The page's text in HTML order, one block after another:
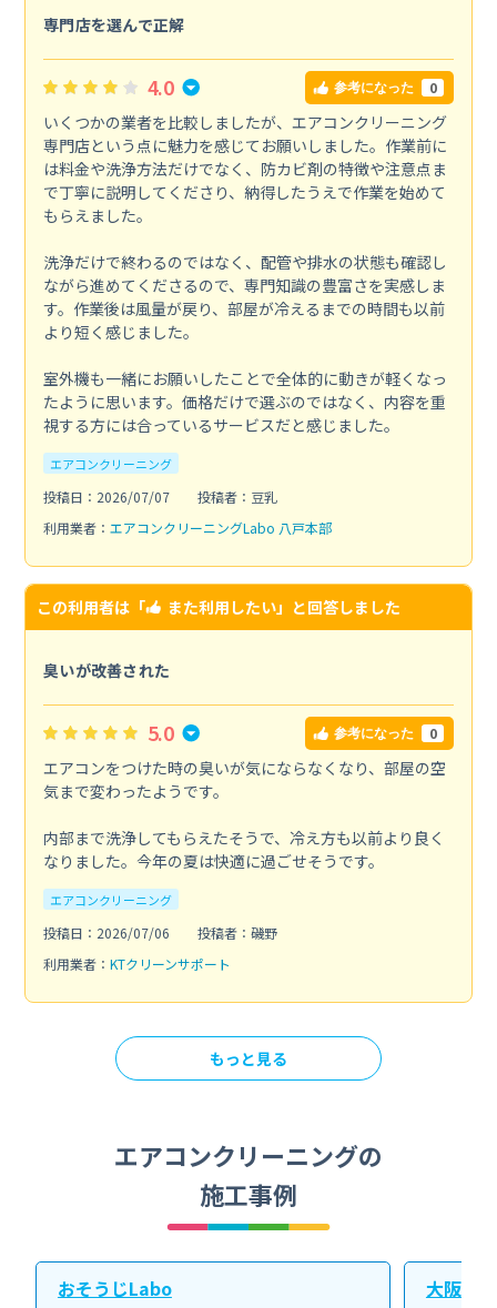
専門店を選んで正解
4.0 参考になった 0
いくつかの業者を比較しましたが、エアコンクリーニング
専門店という点に魅力を感じてお願いしました。作業前に
は料金や洗浄方法だけでなく、防カビ剤の特徴や注意点ま
で丁寧に説明してくださり、納得したうえで作業を始めて
もらえました。
洗浄だけで終わるのではなく、配管や排水の状態も確認し
ながら進めてくださるので、専門知識の豊富さを実感しま
す。作業後は風量が戻り、部屋が冷えるまでの時間も以前
より短く感じました。
室外機も一緒にお願いしたことで全体的に動きが軽くなっ
たように思います。価格だけで選ぶのではなく、内容を重
視する方には合っているサービスだと感じました。
エアコンクリーニング
投稿日：2026/07/07
投稿者：豆乳
利用業者： エアコンクリーニングLabo 八戸本部
この利用者は「 また利用したい」と回答しました
臭いが改善された
5.0 参考になった 0
エアコンをつけた時の臭いが気にならなくなり、部屋の空
気まで変わったようです。
内部まで洗浄してもらえたそうで、冷え方も以前より良く
なりました。今年の夏は快適に過ごせそうです。
エアコンクリーニング
投稿日：2026/07/06
投稿者：磯野
利用業者： KTクリーンサポート
もっと見る
エアコンクリーニングの
施工事例
おそうじLabo 大阪北